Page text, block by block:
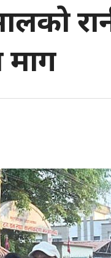
माग